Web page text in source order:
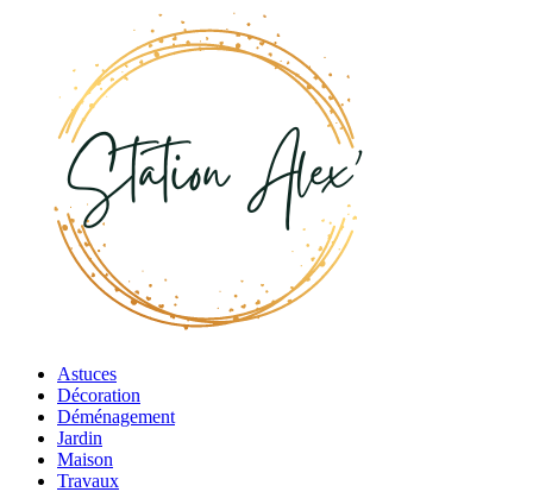
Astuces
Décoration
Déménagement
Jardin
Maison
Travaux